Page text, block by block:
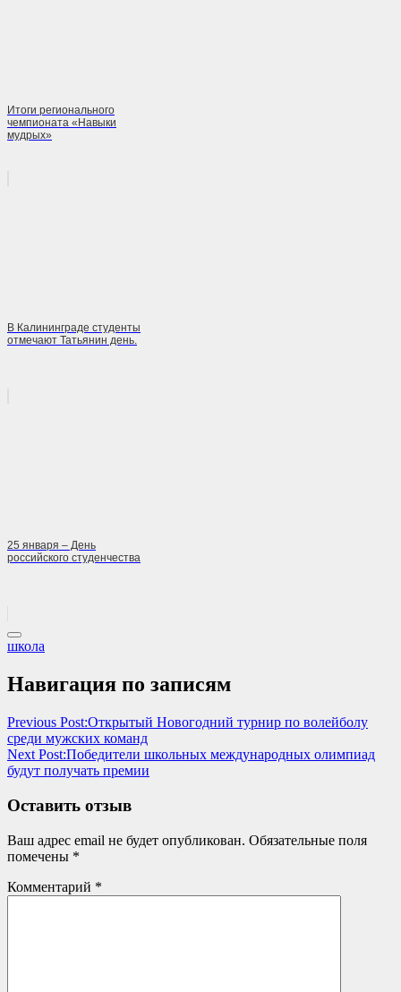
Итоги регионального
чемпионата «Навыки
мудрых»
В Калининграде студенты
отмечают Татьянин день.
25 января – День
российского студенчества
школа
Навигация по записям
Previous Post:Открытый Новогодний турнир по волейболу
среди мужских команд
Next Post:Победители школьных международных олимпиад
будут получать премии
Оставить отзыв
Ваш адрес email не будет опубликован. Обязательные поля
помечены *
Комментарий *